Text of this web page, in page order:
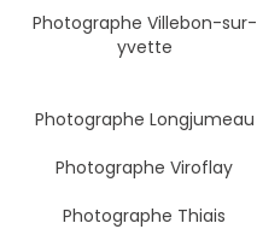
Photographe Villebon-sur-
yvette
Photographe Longjumeau
Photographe Viroflay
Photographe Thiais